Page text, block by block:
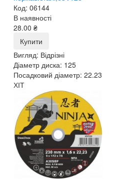
Код: 06144
В наявності
28.00 ₴
Купити
Вигляд: Відрізні
Діаметр диска: 125
Посадковий діаметр: 22.23
ХІТ